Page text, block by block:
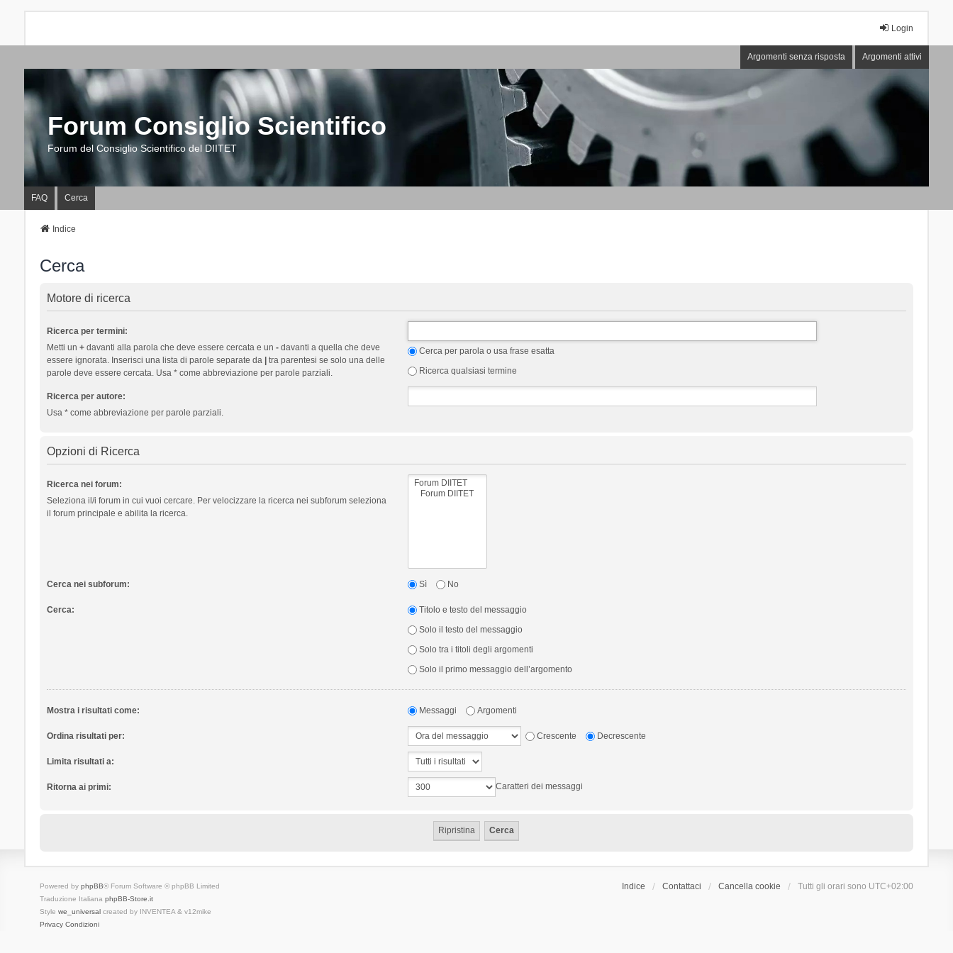
Login
Argomenti senza risposta Argomenti attivi
Forum Consiglio Scientifico
Forum del Consiglio Scientifico del DIITET
FAQ Cerca
Indice
Cerca
Motore di ricerca
Ricerca per termini:
Metti un +davanti alla parola che deve essere cercata e un -davanti a quella che deve
essere ignorata. Inserisci una lista di parole separate da |tra parentesi se solo una delle
parole deve essere cercata. Usa * come abbreviazione per parole parziali.
Cerca per parola o usa frase esatta
Ricerca qualsiasi termine
Ricerca per autore:
Usa * come abbreviazione per parole parziali.
Opzioni di Ricerca
Ricerca nei forum:
Seleziona il/i forum in cui vuoi cercare. Per velocizzare la ricerca nei subforum seleziona
il forum principale e abilita la ricerca.
Cerca nei subforum: Sì No
Cerca:
Titolo e testo del messaggio
Solo il testo del messaggio
Solo tra i titoli degli argomenti
Solo il primo messaggio dell’argomento
Mostra i risultati come: Messaggi Argomenti
Ordina risultati per: Crescente Decrescente
Limita risultati a:
Ritorna ai primi: Caratteri dei messaggi
Indice Contattaci Cancella cookie Tutti gli orari sono UTC+02:00
Powered by phpBB® Forum Software © phpBB Limited
Traduzione Italiana phpBB-Store.it
Style we_universalcreated by INVENTEA & v12mike
Privacy Condizioni